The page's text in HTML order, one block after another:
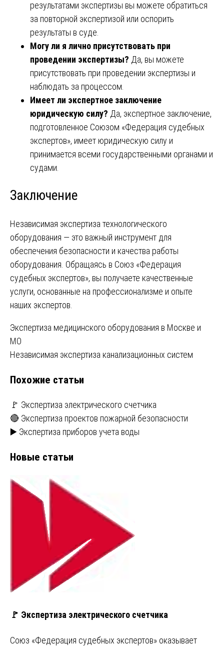
результатами экспертизы вы можете обратиться
за повторной экспертизой или оспорить
результаты в суде.
Могу ли я лично присутствовать при
проведении экспертизы? Да, вы можете
присутствовать при проведении экспертизы и
наблюдать за процессом.
Имеет ли экспертное заключение
юридическую силу? Да, экспертное заключение,
подготовленное Союзом «Федерация судебных
экспертов», имеет юридическую силу и
принимается всеми государственными органами и
судами.
Заключение
Независимая экспертиза технологического
оборудования — это важный инструмент для
обеспечения безопасности и качества работы
оборудования. Обращаясь в Союз «Федерация
судебных экспертов», вы получаете качественные
услуги, основанные на профессионализме и опыте
наших экспертов.
Навигация
по
Экспертиза медицинского оборудования в Москве и
МО
Независимая экспертиза канализационных систем
Похожие статьи
🚩 Экспертиза электрического счетчика
🔴 Экспертиза проектов пожарной безопасности
▶️ Экспертиза приборов учета воды
Новые статьи
🚩 Экспертиза электрического счетчика
Союз «Федерация судебных экспертов» оказывает